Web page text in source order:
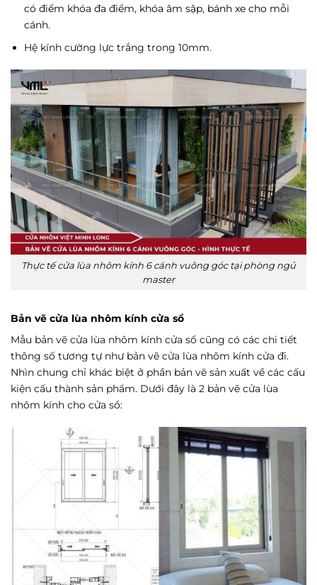
có điểm khóa đa điểm, khóa âm sập, bánh xe cho mỗi
cánh.
Hệ kính cường lực trắng trong 10mm.
Thực tế cửa lùa nhôm kính 6 cánh vuông góc tại phòng ngủ
master
Bản vẽ cửa lùa nhôm kính cửa sổ
Mẫu bản vẽ cửa lùa nhôm kính cửa sổ cũng có các chi tiết
thông số tương tự như bản vẽ cửa lùa nhôm kính cửa đi.
Nhìn chung chỉ khác biệt ở phần bản vẽ sản xuất về các cấu
kiện cấu thành sản phẩm. Dưới đây là 2 bản vẽ cửa lùa
nhôm kính cho cửa sổ: